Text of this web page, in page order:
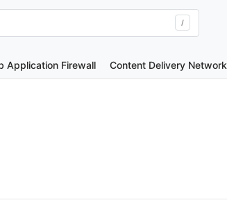
/
Application Firewall Content Delivery Network